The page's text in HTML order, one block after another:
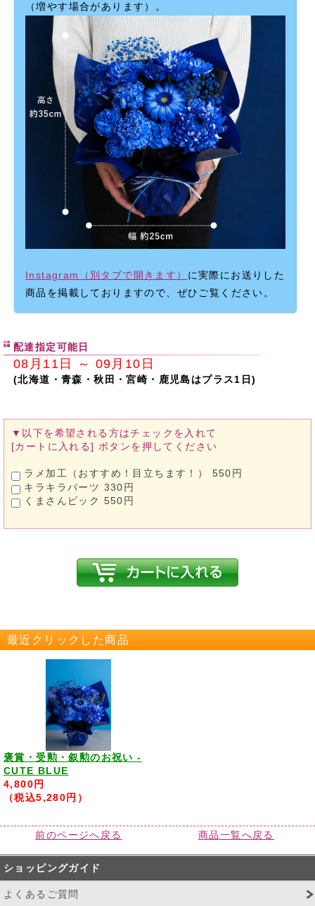
（増やす場合があります）。
Instagram（別タブで開きます） に実際にお送りした
商品を掲載しておりますので、ぜひご覧ください。
配達指定可能日
08月11日 ～ 09月10日
(北海道・青森・秋田・宮崎・鹿児島はプラス1日)
▼以下を希望される方はチェックを入れて
[カートに入れる] ボタンを押してください
ラメ加工（おすすめ！目立ちます！） 550円
キラキラパーツ 330円
くまさんピック 550円
最近クリックした商品
褒賞・受勲・叙勲のお祝い -
CUTE BLUE
4,800円
（税込5,280円）
前のページへ戻る 商品一覧へ戻る
ショッピングガイド
よくあるご質問